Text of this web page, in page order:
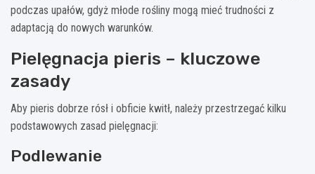
podczas upałów, gdyż młode rośliny mogą mieć trudności z
adaptacją do nowych warunków.
Pielęgnacja pieris – kluczowe
zasady
Aby pieris dobrze rósł i obficie kwitł, należy przestrzegać kilku
podstawowych zasad pielęgnacji:
Podlewanie